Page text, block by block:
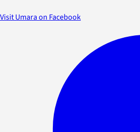
Visit Umara on Facebook